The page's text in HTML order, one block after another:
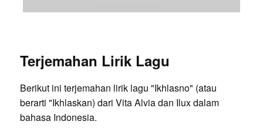
Terjemahan Lirik Lagu
Berikut ini terjemahan lirik lagu "Ikhlasno" (atau
berarti "Ikhlaskan) dari Vita Alvia dan Ilux dalam
bahasa Indonesia.